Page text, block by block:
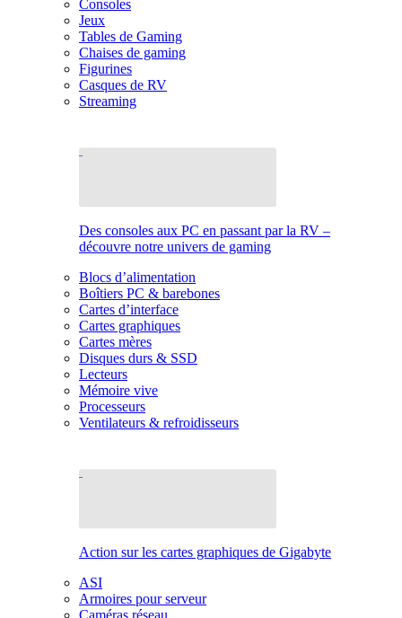
Consoles
Jeux
Tables de Gaming
Chaises de gaming
Figurines
Casques de RV
Streaming
Des consoles aux PC en passant par la RV –
découvre notre univers de gaming
Blocs d’alimentation
Boîtiers PC & barebones
Cartes d’interface
Cartes graphiques
Cartes mères
Disques durs & SSD
Lecteurs
Mémoire vive
Processeurs
Ventilateurs & refroidisseurs
Action sur les cartes graphiques de Gigabyte
ASI
Armoires pour serveur
Caméras réseau